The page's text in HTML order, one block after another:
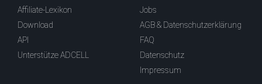
Affiliate-Lexikon
Download
API
Unterstütze ADCELL
Jobs
AGB & Datenschutzerklärung
FAQ
Datenschutz
Impressum